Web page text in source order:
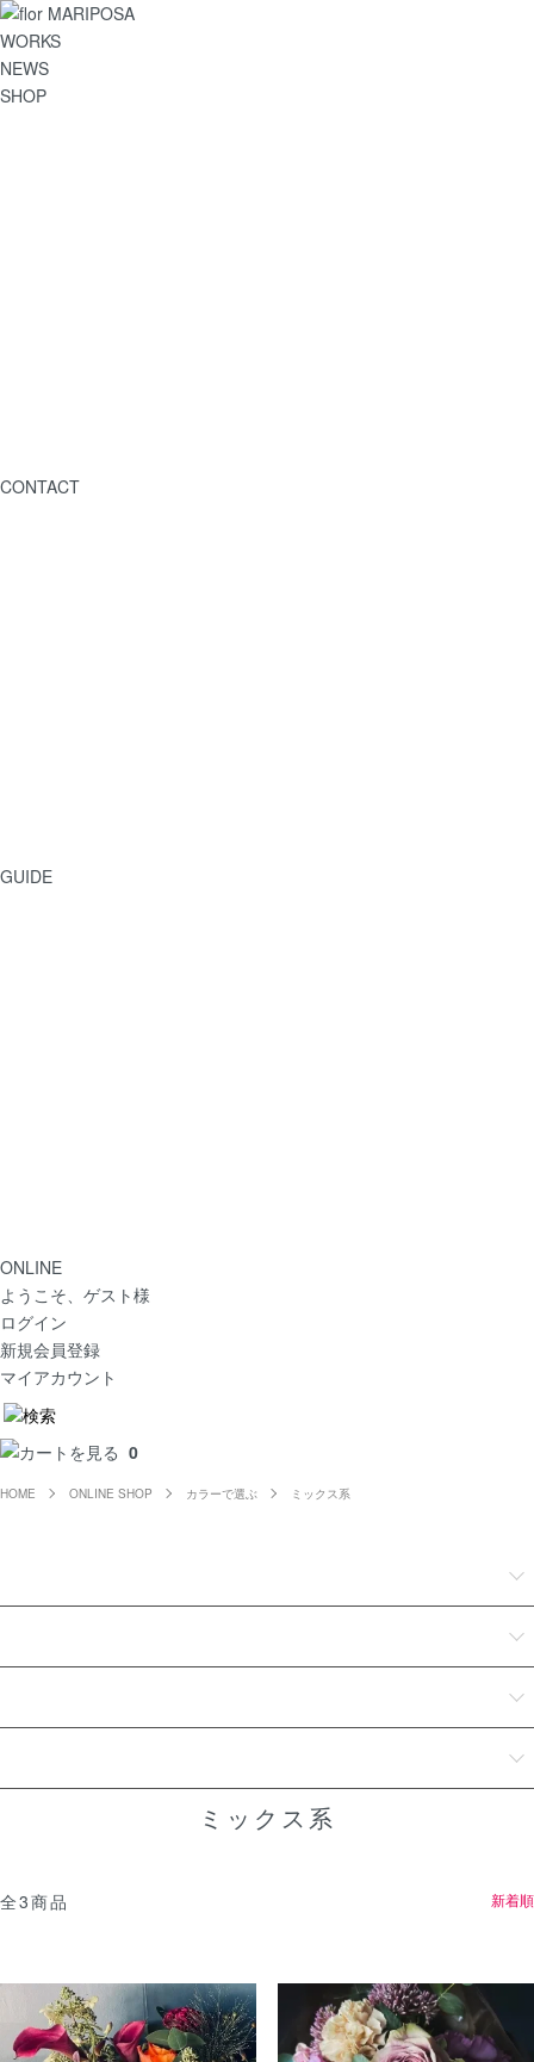
WORKS
NEWS
SHOP
CONTACT
GUIDE
ONLINE
ようこそ、ゲスト様
ログイン
新規会員登録
マイアカウント
0
HOME ONLINE SHOP カラーで選ぶ ミックス系
ミックス系
全3商品 新着順